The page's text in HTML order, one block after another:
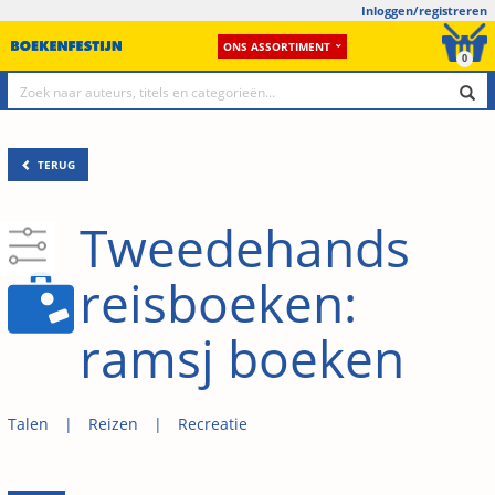
Inloggen/registreren
ONS ASSORTIMENT
0
TERUG
Tweedehands
reisboeken:
ramsj boeken
Talen Reizen Recreatie